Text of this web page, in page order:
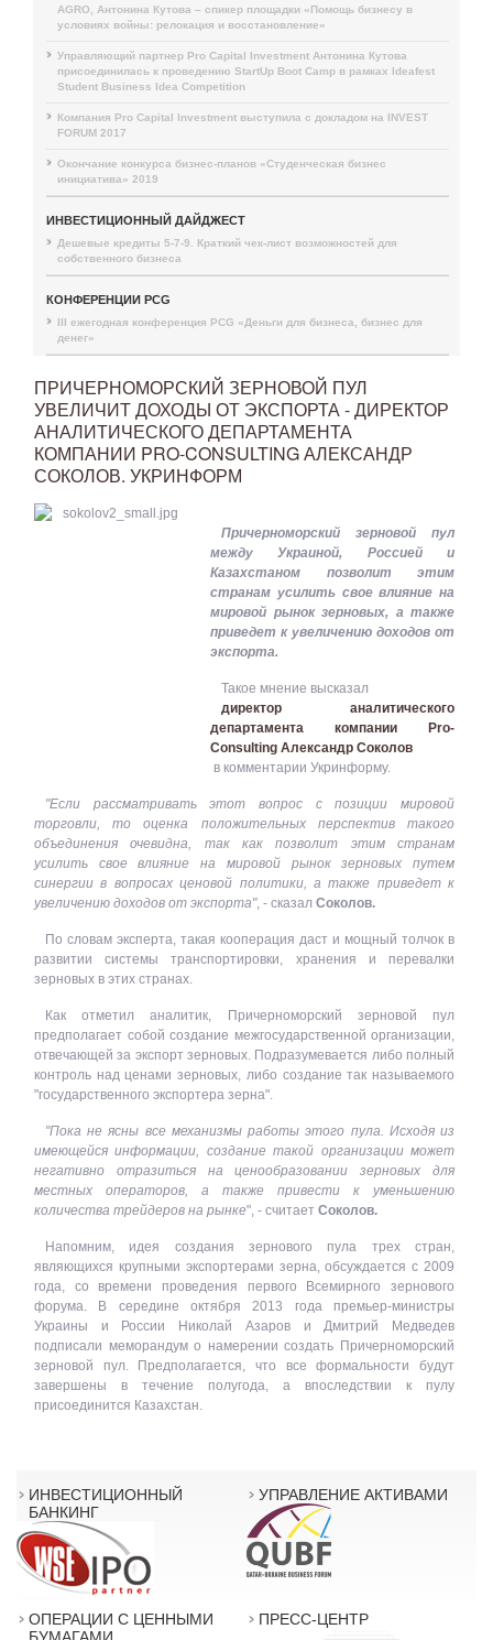
AGRO, Антонина Кутова – спикер площадки «Помощь бизнесу в
условиях войны: релокация и восстановление»
Управляющий партнер Pro Capital Investment Антонина Кутова
присоединилась к проведению StartUp Boot Camp в рамках Ideafest
Student Business Idea Competition
Компания Pro Capital Investment выступила с докладом на INVEST
FORUM 2017
Окончание конкурса бизнес-планов «Студенческая бизнес
инициатива» 2019
ИНВЕСТИЦИОННЫЙ ДАЙДЖЕСТ
Дешевые кредиты 5-7-9. Краткий чек-лист возможностей для
собственного бизнеса
КОНФЕРЕНЦИИ PCG
III ежегодная конференция PCG «Деньги для бизнеса, бизнес для
денег»
ПРИЧЕРНОМОРСКИЙ ЗЕРНОВОЙ ПУЛ
УВЕЛИЧИТ ДОХОДЫ ОТ ЭКСПОРТА - ДИРЕКТОР
АНАЛИТИЧЕСКОГО ДЕПАРТАМЕНТА
КОМПАНИИ PRO-CONSULTING АЛЕКСАНДР
СОКОЛОВ. УКРИНФОРМ
Причерноморский зерновой пул
между Украиной, Россией и
Казахстаном позволит этим
странам усилить свое влияние на
мировой рынок зерновых, а также
приведет к увеличению доходов от
экспорта.
Такое мнение высказал
директор аналитического
департамента компании Pro-
Consulting Александр Соколов
в комментарии Укринформу.
"Если рассматривать этот вопрос с позиции мировой
торговли, то оценка положительных перспектив такого
объединения очевидна, так как позволит этим странам
усилить свое влияние на мировой рынок зерновых путем
синергии в вопросах ценовой политики, а также приведет к
увеличению доходов от экспорта", - сказал Соколов.
По словам эксперта, такая кооперация даст и мощный толчок в
развитии системы транспортировки, хранения и перевалки
зерновых в этих странах.
Как отметил аналитик, Причерноморский зерновой пул
предполагает собой создание межгосударственной организации,
отвечающей за экспорт зерновых. Подразумевается либо полный
контроль над ценами зерновых, либо создание так называемого
"государственного экспортера зерна".
"Пока не ясны все механизмы работы этого пула. Исходя из
имеющейся информации, создание такой организации может
негативно отразиться на ценообразовании зерновых для
местных операторов, а также привести к уменьшению
количества трейдеров на рынке", - считает Соколов.
Напомним, идея создания зернового пула трех стран,
являющихся крупными экспортерами зерна, обсуждается с 2009
года, со времени проведения первого Всемирного зернового
форума. В середине октября 2013 года премьер-министры
Украины и России Николай Азаров и Дмитрий Медведев
подписали меморандум о намерении создать Причерноморский
зерновой пул. Предполагается, что все формальности будут
завершены в течение полугода, а впоследствии к пулу
присоединится Казахстан.
ИНВЕСТИЦИОННЫЙ
БАНКИНГ
УПРАВЛЕНИЕ АКТИВАМИ
ОПЕРАЦИИ С ЦЕННЫМИ
ПРЕСС-ЦЕНТР